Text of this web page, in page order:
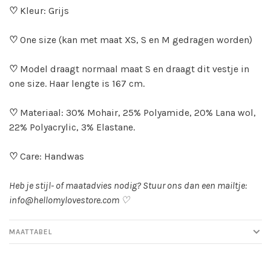
♡ Kleur: Grijs
♡ One size (kan met maat XS, S en M gedragen worden)
♡ Model draagt normaal maat S en draagt dit vestje in
one size. Haar lengte is 167 cm.
♡ Materiaal: 30% Mohair, 25% Polyamide, 20% Lana wol,
22% Polyacrylic, 3% Elastane.
♡ Care: Handwas
Heb je stijl- of maatadvies nodig? Stuur ons dan een mailtje:
info@hellomylovestore.com ♡
MAATTABEL